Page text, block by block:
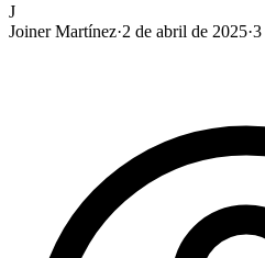
J
Joiner Martínez·2 de abril de 2025·3